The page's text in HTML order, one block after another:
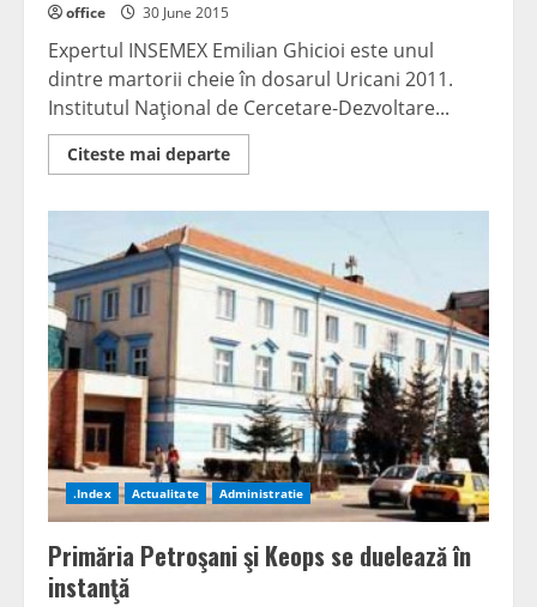
office 30 June 2015
Expertul INSEMEX Emilian Ghicioi este unul
dintre martorii cheie în dosarul Uricani 2011.
Institutul Naţional de Cercetare-Dezvoltare...
Citeste mai departeRead
more
martor
cheie
în
proces
de
ucidere
din
culpă
.Index Actualitate Administratie
Primăria Petroşani şi Keops se duelează în
instanţă